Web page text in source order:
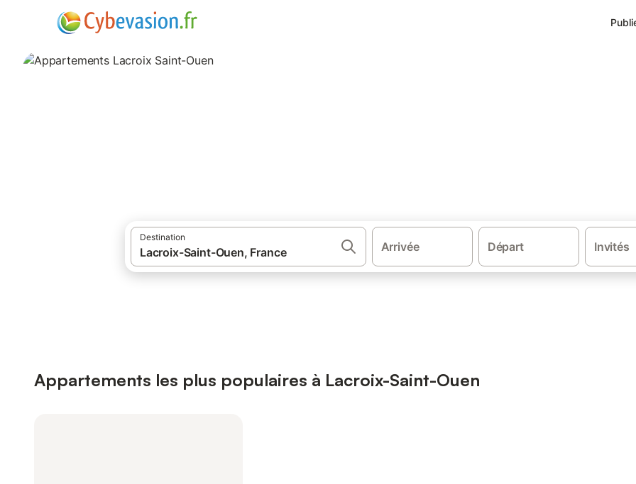
Destination
Arrivée Départ Invités
Appartements les plus populaires à Lacroix-Saint-Ouen